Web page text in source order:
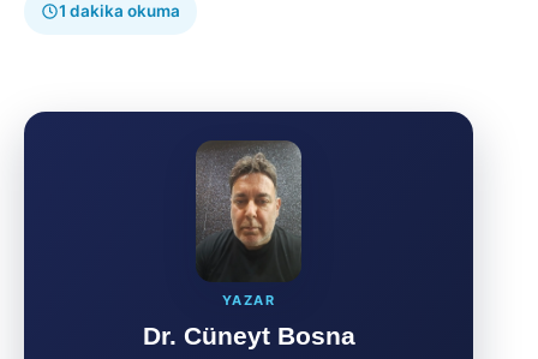
1 dakika okuma
YAZAR
Dr. Cüneyt Bosna